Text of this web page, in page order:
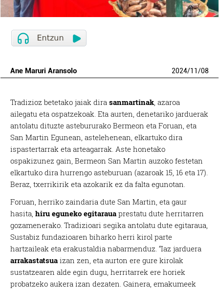
Ane Maruri Aransolo 2024/11/08
Tradizioz betetako jaiak dirasanmartinak , azaroa
ailegatu eta ospatzekoak. Eta aurten, denetariko jarduerak
antolatu dituzte astebururako Bermeon eta Foruan, eta
San Martin Egunean, astelehenean, elkartuko dira
ispastertarrak eta arteagarrak. Aste honetako
ospakizunez gain, Bermeon San Martin auzoko festetan
elkartuko dira hurrengo asteburuan (azaroak 15, 16 eta 17).
Beraz, txerrikirik eta azokarik ez da falta egunotan.
Foruan, herriko zaindaria dute San Martin, eta gaur
hasita,hiru eguneko egitaraua prestatu dute herritarren
gozamenerako. Tradizioari segika antolatu dute egitaraua,
Sustabiz fundazioaren biharko herri kirol parte
hartzaileak eta erakustaldia nabarmenduz. “Iaz jarduera
arrakastatsua izan zen, eta aurton ere gure kirolak
sustatzearen alde egin dugu, herritarrek ere horiek
probatzeko aukera izan dezaten. Gainera, emakumeek